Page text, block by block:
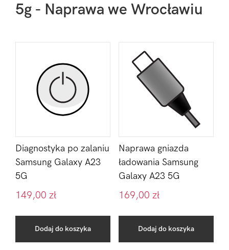
5g - Naprawa we Wrocławiu
Diagnostyka po zalaniu
Samsung Galaxy A23
5G
149,00 zł
Dodaj do koszyka
Naprawa gniazda
ładowania Samsung
Galaxy A23 5G
169,00 zł
Dodaj do koszyka